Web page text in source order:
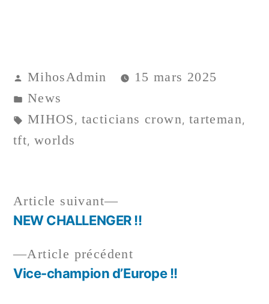
MihosAdmin
15 mars 2025
News
MIHOS , tacticians crown, tarteman,
tft,worlds
Article précédent
Vice-champion d’Europe !!
Article suivant
NEW CHALLENGER !!